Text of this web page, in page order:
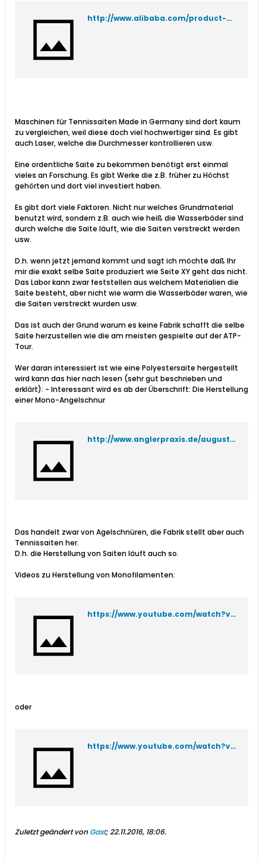
http://www.alibaba.com/product-detail/top-quality-plastic-polyester-PET-fiber_60263239668.html
Maschinen für Tennissaiten Made in Germany sind dort kaum
zu vergleichen, weil diese doch viel hochwertiger sind. Es gibt
auch Laser, welche die Durchmesser kontrollieren usw.
Eine ordentliche Saite zu bekommen benötigt erst einmal
vieles an Forschung. Es gibt Werke die z.B. früher zu Höchst
gehörten und dort viel investiert haben.
Es gibt dort viele Faktoren. Nicht nur welches Grundmaterial
benutzt wird, sondern z.B. auch wie heiß die Wasserbäder sind
durch welche die Saite läuft, wie die Saiten verstreckt werden
usw.
D.h. wenn jetzt jemand kommt und sagt ich möchte daß Ihr
mir die exakt selbe Saite produziert wie Seite XY geht das nicht.
Das Labor kann zwar feststellen aus welchem Materialien die
Saite besteht, aber nicht wie warm die Wasserbäder waren, wie
die Saiten verstreckt wurden usw.
Das ist auch der Grund warum es keine Fabrik schafft die selbe
Saite herzustellen wie die am meisten gespielte auf der ATP-
Tour.
Wer daran interessiert ist wie eine Polyestersaite hergestellt
wird kann das hier nach lesen (sehr gut beschrieben und
erklärt): - Interessant wird es ab der Überschrift: Die Herstellung
einer Mono-Angelschnur
http://www.anglerpraxis.de/august2003_zu_gast_bei.htm
Das handelt zwar von Agelschnüren, die Fabrik stellt aber auch
Tennissaiten her.
D.h. die Herstellung von Saiten läuft auch so.
Videos zu Herstellung von Monofilamenten:
https://www.youtube.com/watch?v=Js8lXR2rCLw
oder
https://www.youtube.com/watch?v=bn90IMzFe9w
Zuletzt geändert von Gast;22.11.2016, 18:06.